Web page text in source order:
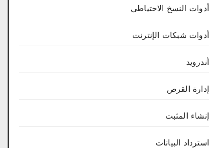
أدوات النسخ الاحتياطي
أدوات شبكات الإنترنت
أندرويد
إدارة القرص
إنشاء المثبت
استرداد البيانات